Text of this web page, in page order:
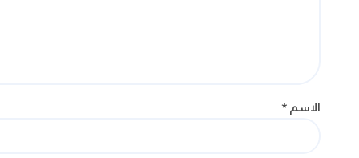
الاسم*